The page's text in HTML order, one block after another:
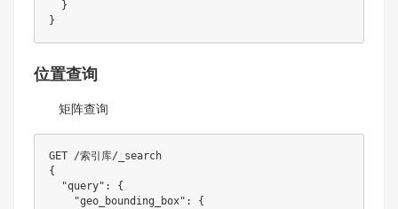
  }
位置查询
矩阵查询
GET /索引库/_search
{
  "query": {
    "geo_bounding_box": {